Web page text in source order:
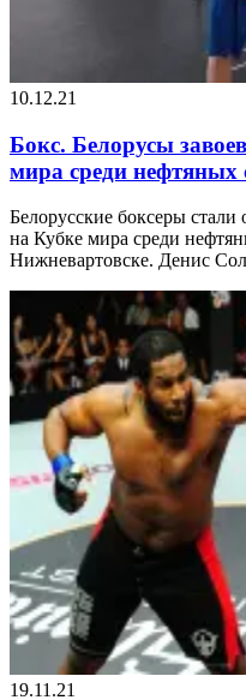
10.12.21
Бокс. Белорусы
мира среди нефтяных
Белорусские боксеры
на Кубке мира среди
Нижневартовске. Денис
19.11.21